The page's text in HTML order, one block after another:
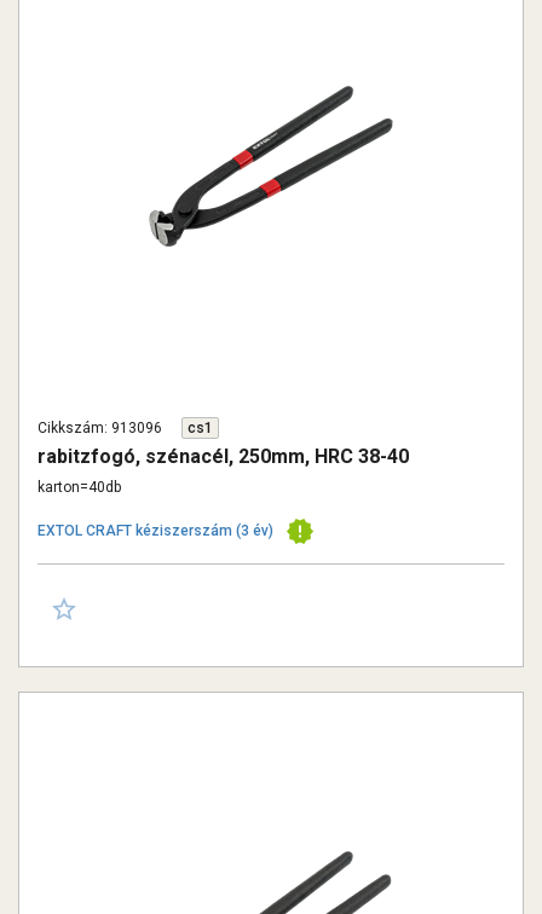
Cikkszám: 913096 cs1
rabitzfogó, szénacél, 250mm, HRC 38-40
karton=40db
EXTOL CRAFT kéziszerszám (3 év)